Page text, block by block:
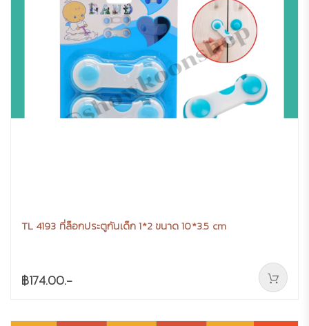
TL 4193 ที่ล็อกประตูกันเด็ก 1*2 ขนาด 10*3.5 cm
฿174.00.-